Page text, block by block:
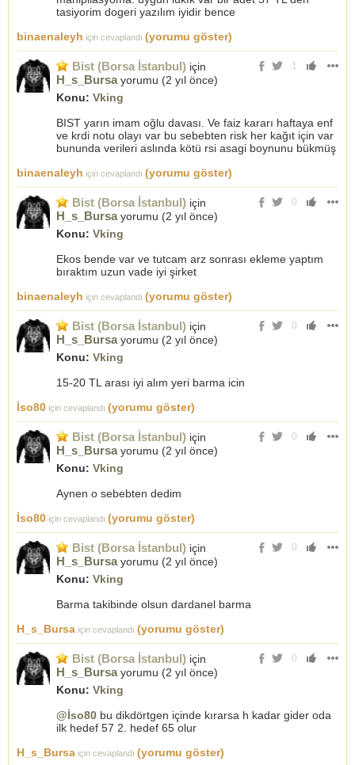
tasiyorim dogeri yazılım iyidir bence
binaenaleyh için cevaplandı (yorumu göster)
1
Bist (Borsa İstanbul) için
H_s_Bursayorumu (2 yıl önce)
Konu: Vking
BIST yarın imam oğlu davası. Ve faiz kararı haftaya enf
ve krdi notu olayı var bu sebebten risk her kağıt için var
bununda verileri aslında kötü rsi asagi boynunu bükmüş
binaenaleyh için cevaplandı (yorumu göster)
0
Bist (Borsa İstanbul) için
H_s_Bursayorumu (2 yıl önce)
Konu: Vking
Ekos bende var ve tutcam arz sonrası ekleme yaptım
bıraktım uzun vade iyi şirket
binaenaleyh için cevaplandı (yorumu göster)
0
Bist (Borsa İstanbul) için
H_s_Bursayorumu (2 yıl önce)
Konu: Vking
15-20 TL arası iyi alım yeri barma icin
İso80 için cevaplandı (yorumu göster)
0
Bist (Borsa İstanbul) için
H_s_Bursayorumu (2 yıl önce)
Konu: Vking
Aynen o sebebten dedim
İso80 için cevaplandı (yorumu göster)
0
Bist (Borsa İstanbul) için
H_s_Bursayorumu (2 yıl önce)
Konu: Vking
Barma takibinde olsun dardanel barma
H_s_Bursa için cevaplandı (yorumu göster)
0
Bist (Borsa İstanbul) için
H_s_Bursayorumu (2 yıl önce)
Konu: Vking
@İso80 bu dikdörtgen içinde kırarsa h kadar gider oda
ilk hedef 57 2. hedef 65 olur
H_s_Bursa için cevaplandı (yorumu göster)